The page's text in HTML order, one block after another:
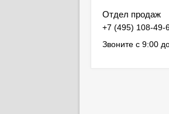
Отдел продаж
Звоните с 9:00